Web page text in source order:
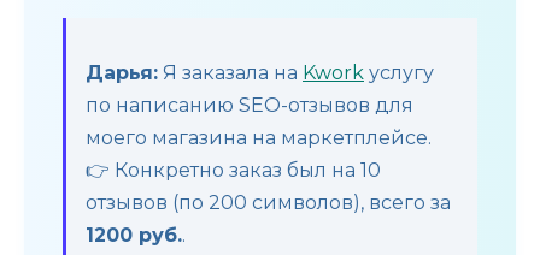
Дарья: Я заказала на Kwork услугу
по написанию SEO-отзывов для
моего магазина на маркетплейсе.
👉 Конкретно заказ был на 10
отзывов (по 200 символов), всего за
1200 руб..